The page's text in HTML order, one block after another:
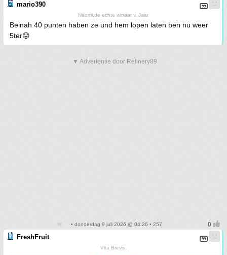
mario390
Naomi,de echte winaar v. Jaar
Beinah 40 punten haben ze und hem lopen laten ben nu weer
5ter😟
▼ Advertentie door Refinery89
• donderdag 9 juli 2026 @ 04:26 • 257
FreshFruit
Vita Brevis.